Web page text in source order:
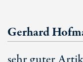
Gerhard